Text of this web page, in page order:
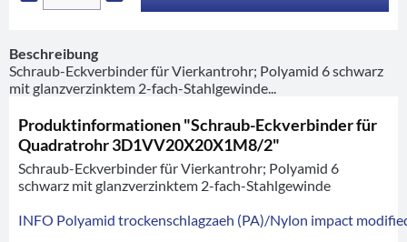
Beschreibung
Schraub-Eckverbinder für Vierkantrohr; Polyamid 6 schwarz
mit glanzverzinktem 2-fach-Stahlgewinde...
Produktinformationen "Schraub-Eckverbinder für
Quadratrohr 3D1VV20X20X1M8/2"
Schraub-Eckverbinder für Vierkantrohr; Polyamid 6
schwarz mit glanzverzinktem 2-fach-Stahlgewinde
INFO Polyamid trockenschlagzaeh (PA)/Nylon impact